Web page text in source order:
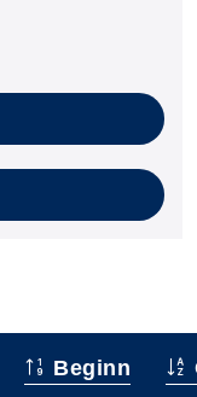
Beginn